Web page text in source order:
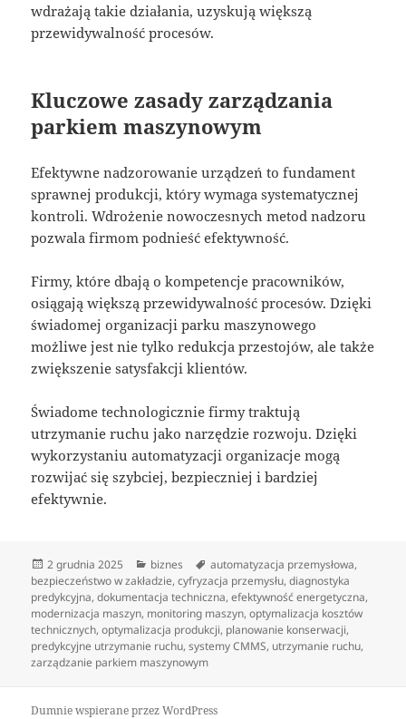
wdrażają takie działania, uzyskują większą
przewidywalność procesów.
Kluczowe zasady zarządzania
parkiem maszynowym
Efektywne nadzorowanie urządzeń to fundament
sprawnej produkcji, który wymaga systematycznej
kontroli. Wdrożenie nowoczesnych metod nadzoru
pozwala firmom podnieść efektywność.
Firmy, które dbają o kompetencje pracowników,
osiągają większą przewidywalność procesów. Dzięki
świadomej organizacji parku maszynowego
możliwe jest nie tylko redukcja przestojów, ale także
zwiększenie satysfakcji klientów.
Świadome technologicznie firmy traktują
utrzymanie ruchu jako narzędzie rozwoju. Dzięki
wykorzystaniu automatyzacji organizacje mogą
rozwijać się szybciej, bezpieczniej i bardziej
efektywnie.
Data
publikacji
2 grudnia 2025 Kategorie
biznes Tagi
automatyzacja przemysłowa,
bezpieczeństwo w zakładzie,cyfryzacja przemysłu,diagnostyka
predykcyjna,dokumentacja techniczna,efektywność energetyczna,
modernizacja maszyn, monitoring maszyn,optymalizacja kosztów
technicznych,optymalizacja produkcji, planowanie konserwacji,
predykcyjne utrzymanie ruchu,systemy CMMS, utrzymanie ruchu,
zarządzanie parkiem maszynowym
Dumnie wspierane przez WordPress